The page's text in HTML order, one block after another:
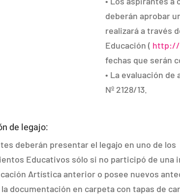
deberán aprobar
realizará a través
Educación ( http://
fechas que serán
• La evaluación
Nº 2128/13.
de legajo:
deberán presentar el legajo en uno de los
Educativos sólo si no participó de una
Artística anterior o posee nuevos
documentación en carpeta con tapas de